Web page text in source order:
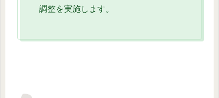
調整を実施します。